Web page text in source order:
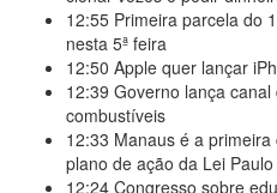
12:55 Primeira parcela do
nesta 5ª feira
12:50 Apple quer lançar
12:39 Governo lança
combustíveis
12:33 Manaus é a
plano de ação da Lei
12:24 Congresso sobre